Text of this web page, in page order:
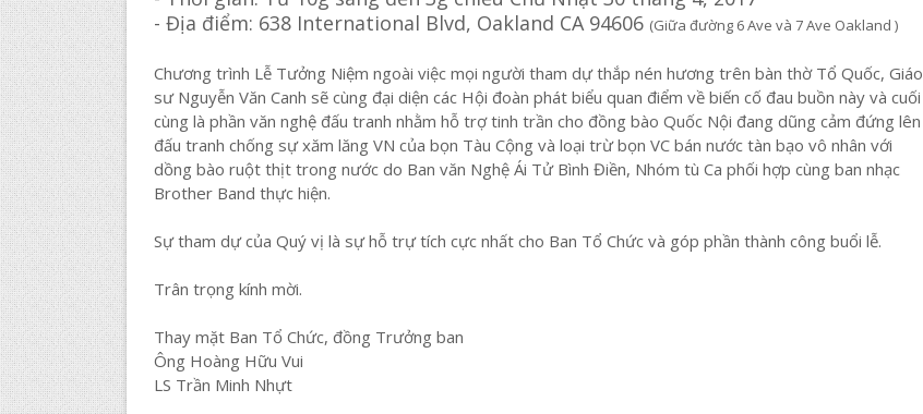
- Địa điểm: 638 International Blvd, Oakland CA 94606 (Giữa đường 6 Ave và 7 Ave Oakland )
Chương trình Lễ Tưởng Niệm ngoài việc mọi người tham dự thắp nén hương trên bàn thờ Tổ Quốc, Giáo
sư Nguyễn Văn Canh sẽ cùng đại diện các Hội đoàn phát biểu quan điểm về biến cố đau buồn này và cuối
cùng là phần văn nghệ đấu tranh nhằm hỗ trợ tinh trần cho đồng bào Quốc Nội đang dũng cảm đứng lên
đấu tranh chống sự xăm lăng VN của bọn Tàu Cộng và loại trừ bọn VC bán nước tàn bạo vô nhân với
dồng bào ruột thịt trong nước do Ban văn Nghệ Ái Tử Bình Điền, Nhóm tù Ca phối hợp cùng ban nhạc
Brother Band thực hiện.
Sự tham dự của Quý vị là sự hỗ trự tích cực nhất cho Ban Tổ Chức và góp phần thành công buổi lễ.
Trân trọng kính mời.
Thay mặt Ban Tổ Chức, đồng Trưởng ban
Ông Hoàng Hữu Vui
LS Trần Minh Nhựt